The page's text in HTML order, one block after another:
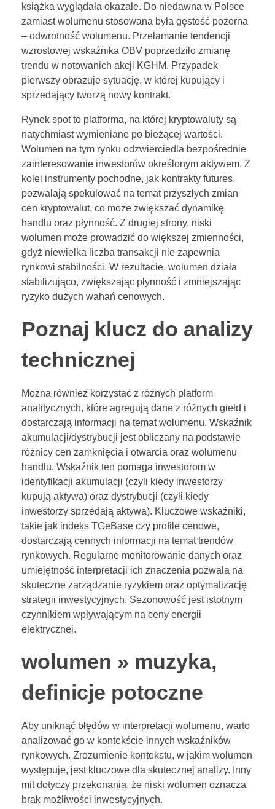
książka wyglądała okazale. Do niedawna w Polsce
zamiast wolumenu stosowana była gęstość pozorna
– odwrotność wolumenu. Przełamanie tendencji
wzrostowej wskaźnika OBV poprzedziło zmianę
trendu w notowanich akcji KGHM. Przypadek
pierwszy obrazuje sytuację, w której kupujący i
sprzedający tworzą nowy kontrakt.
Rynek spot to platforma, na której kryptowaluty są
natychmiast wymieniane po bieżącej wartości.
Wolumen na tym rynku odzwierciedla bezpośrednie
zainteresowanie inwestorów określonym aktywem. Z
kolei instrumenty pochodne, jak kontrakty futures,
pozwalają spekulować na temat przyszłych zmian
cen kryptowalut, co może zwiększać dynamikę
handlu oraz płynność. Z drugiej strony, niski
wolumen może prowadzić do większej zmienności,
gdyż niewielka liczba transakcji nie zapewnia
rynkowi stabilności. W rezultacie, wolumen działa
stabilizująco, zwiększając płynność i zmniejszając
ryzyko dużych wahań cenowych.
Poznaj klucz do analizy
technicznej
Można również korzystać z różnych platform
analitycznych, które agregują dane z różnych giełd i
dostarczają informacji na temat wolumenu. Wskaźnik
akumulacji/dystrybucji jest obliczany na podstawie
różnicy cen zamknięcia i otwarcia oraz wolumenu
handlu. Wskaźnik ten pomaga inwestorom w
identyfikacji akumulacji (czyli kiedy inwestorzy
kupują aktywa) oraz dystrybucji (czyli kiedy
inwestorzy sprzedają aktywa). Kluczowe wskaźniki,
takie jak indeks TGeBase czy profile cenowe,
dostarczają cennych informacji na temat trendów
rynkowych. Regularne monitorowanie danych oraz
umiejętność interpretacji ich znaczenia pozwala na
skuteczne zarządzanie ryzykiem oraz optymalizację
strategii inwestycyjnych. Sezonowość jest istotnym
czynnikiem wpływającym na ceny energii
elektrycznej.
wolumen » muzyka,
definicje potoczne
Aby uniknąć błędów w interpretacji wolumenu, warto
analizować go w kontekście innych wskaźników
rynkowych. Zrozumienie kontekstu, w jakim wolumen
występuje, jest kluczowe dla skutecznej analizy. Inny
mit dotyczy przekonania, że niski wolumen oznacza
brak możliwości inwestycyjnych.